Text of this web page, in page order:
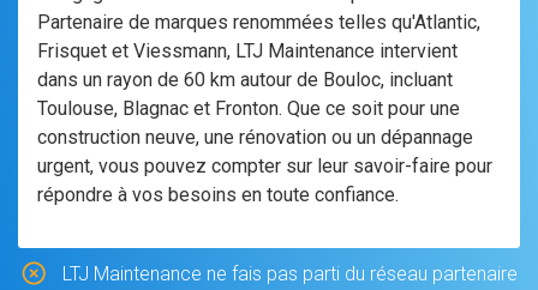
Partenaire de marques renommées telles qu'Atlantic,
Frisquet et Viessmann, LTJ Maintenance intervient
dans un rayon de 60 km autour de Bouloc, incluant
Toulouse, Blagnac et Fronton. Que ce soit pour une
construction neuve, une rénovation ou un dépannage
urgent, vous pouvez compter sur leur savoir-faire pour
répondre à vos besoins en toute confiance.
LTJ Maintenance ne fais pas parti du réseau partenaire